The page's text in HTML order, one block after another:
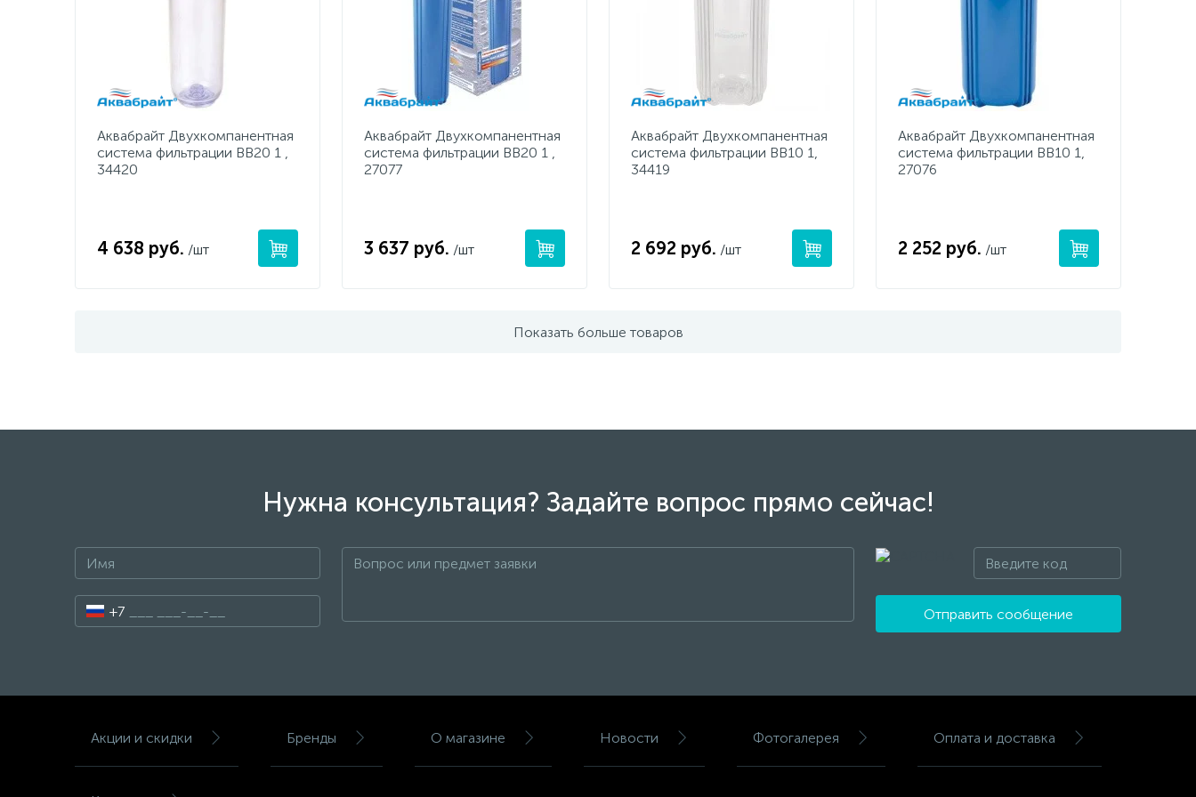
Аквабрайт Двухкомпанентная
система фильтрации ВВ20 1 ,
34420
4 638 руб. /шт
Аквабрайт Двухкомпанентная
система фильтрации ВВ20 1 ,
27077
3 637 руб. /шт
Аквабрайт Двухкомпанентная
система фильтрации BB10 1,
34419
2 692 руб. /шт
Аквабрайт Двухкомпанентная
система фильтрации BB10 1,
27076
2 252 руб. /шт
Показать больше товаров
Нужна консультация? Задайте вопрос прямо сейчас!
+7 Отправить сообщение
Акции и скидки Бренды О магазине Новости Фотогалерея Оплата и доставка